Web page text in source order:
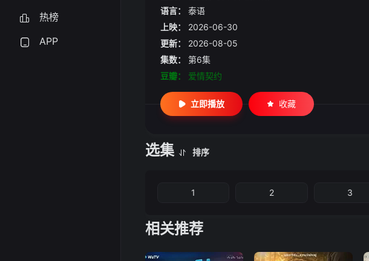
热榜
APP
语言：
泰语
上映：
2026-06-30
更新：
2026-08-05
集数：
第6集
豆瓣：
爱情契约
立即播放 收藏
选集 排序
1 2 3
相关推荐